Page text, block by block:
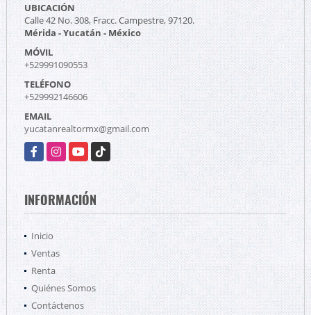
UBICACIÓN
Calle 42 No. 308, Fracc. Campestre, 97120.
Mérida - Yucatán - México
MÓVIL
+529991090553
TELÉFONO
+529992146606
EMAIL
yucatanrealtormx@gmail.com
FacebookInstagram
YouTube
TikTok
INFORMACIÓN
Inicio
Ventas
Renta
Quiénes Somos
Contáctenos